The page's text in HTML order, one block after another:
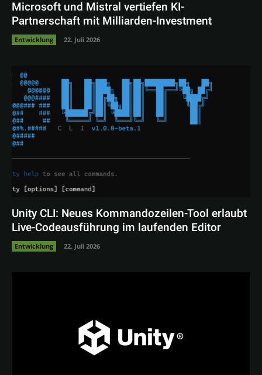
Microsoft und Mistral vertiefen KI-
Partnerschaft mit Milliarden-Investment
Entwicklung 22. Juli 2026
Unity CLI: Neues Kommandozeilen-Tool erlaubt
Live-Codeausführung im laufenden Editor
Entwicklung 22. Juli 2026